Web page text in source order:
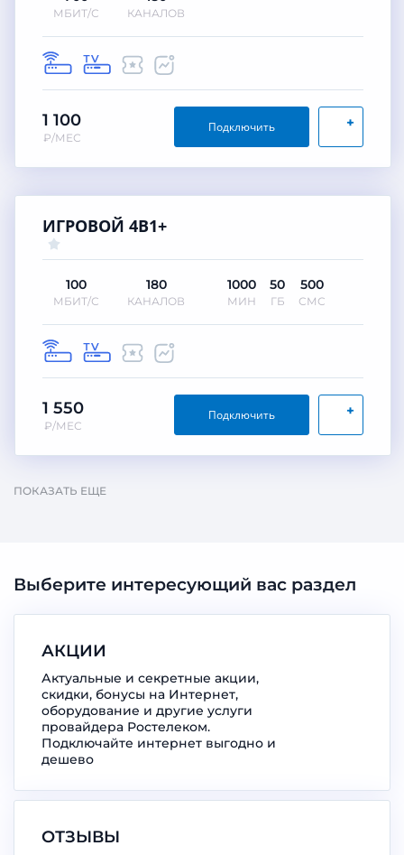
МБИТ/С КАНАЛОВ
1 100
₽/МЕС
+
Подключить
ИГРОВОЙ 4В1+
100
МБИТ/С
180
КАНАЛОВ
1000
МИН
50
ГБ
500
СМС
1 550
₽/МЕС
+
Подключить
ПОКАЗАТЬ ЕЩЕ
Выберите интересующий вас раздел
АКЦИИ
Актуальные и секретные акции,
скидки, бонусы на Интернет,
оборудование и другие услуги
провайдера Ростелеком.
Подключайте интернет выгодно и
дешево
ОТЗЫВЫ